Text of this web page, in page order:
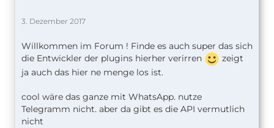
3. Dezember 2017
Willkommen im Forum ! Finde es auch super das sich
die Entwickler der plugins hierher verirren
zeigt
ja auch das hier ne menge los ist.
cool wäre das ganze mit WhatsApp. nutze
Telegramm nicht. aber da gibt es die API vermutlich
nicht